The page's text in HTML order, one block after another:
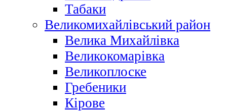
Табаки
Великомихайлівський район
Велика Михайлівка
Великокомарівка
Великоплоске
Гребеники
Кірове